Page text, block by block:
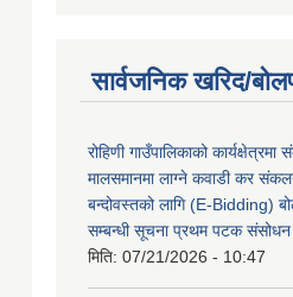
सार्वजनिक खरिद/
रोहिणी गाउँपालिकाको
मालसमानमा लाग्ने कवाडी कर
बन्दोवस्तको लागि (E-Bidding)
सम्बन्धी सूचना प्रथम पटक संसोधन
मिति: 07/21/2026 - 10:47